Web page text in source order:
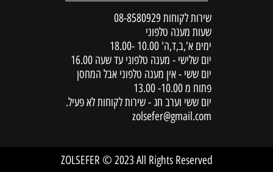
שירות לקוחות 08-8580929
שעות מענה טלפוני
ימים א',ב,ד,ה' 10.00 -18.00
יום שלישי - מענה טלפוני עד שעה 16.00
יום ששי - אין מענה טלפוני אבל המחסן
פתוח מ 10.00- 13.00
יום ששי וערב חג - שירות לקוחות לא פעיל.
zolsefer@gmail.com
ZOLSEFER © 2023 All Rights Reserved